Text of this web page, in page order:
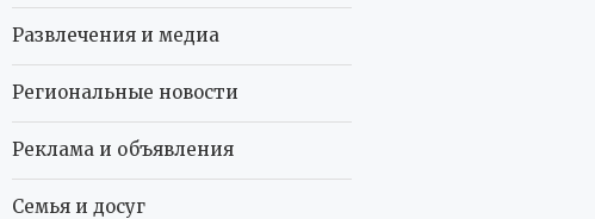
Развлечения и медиа
Региональные новости
Реклама и объявления
Семья и досуг